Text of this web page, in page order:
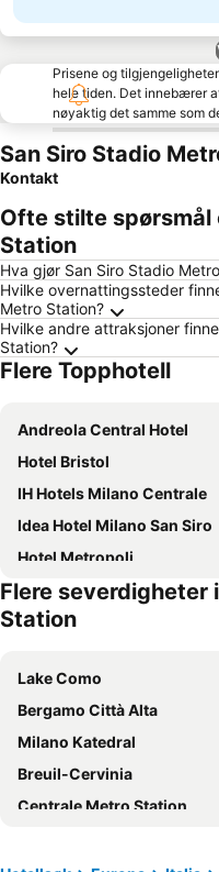
Prisene og
hele tiden. Det innebærer
nøyaktig det samme som
San Siro Stadio
Kontakt
Ofte stilte spørsmål
Station
Hva gjør San Siro Stadio
Hvilke overnattingssteder
Metro Station?
Hvilke andre attraksjoner
Station?
Flere Topphotell
Andreola Central Hotel
Hotel Bristol
IH Hotels Milano Centrale
Idea Hotel Milano San Siro
Hotel Metropoli
Glam Milano
iH Hotels Milano Gioia
B&B Hotel Milano Central Station
J24 Hotel Milano
Hotel Dei Cavalieri Milano Duomo
Voco Milan - Fiere By Ihg
Hotel Rio
Flere severdigheter
Station
Lake Como
Bergamo Città Alta
Milano Katedral
Breuil-Cervinia
Centrale Metro Station